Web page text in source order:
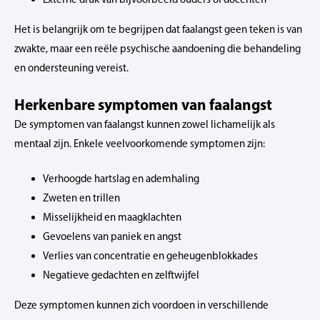
Het is belangrijk om te begrijpen dat faalangst geen teken is van
zwakte, maar een reële psychische aandoening die behandeling
en ondersteuning vereist.
Herkenbare symptomen van faalangst
De symptomen van faalangst kunnen zowel lichamelijk als
mentaal zijn. Enkele veelvoorkomende symptomen zijn:
Verhoogde hartslag en ademhaling
Zweten en trillen
Misselijkheid en maagklachten
Gevoelens van paniek en angst
Verlies van concentratie en geheugenblokkades
Negatieve gedachten en zelftwijfel
Deze symptomen kunnen zich voordoen in verschillende